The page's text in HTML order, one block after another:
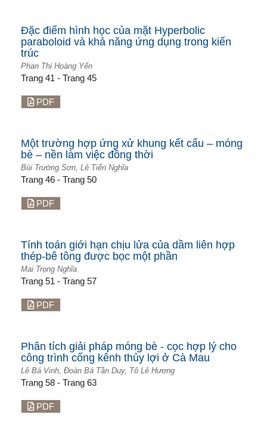
Đặc điểm hình học của mặt Hyperbolic
paraboloid và khả năng ứng dụng trong kiến
trúc
Phan Thị Hoàng Yến
Trang 41 - Trang 45
PDF
Một trường hợp ứng xử khung kết cấu – móng
bè – nền làm việc đồng thời
Bùi Trường Sơn, Lê Tiến Nghĩa
Trang 46 - Trang 50
PDF
Tính toán giới hạn chịu lửa của dầm liên hợp
thép-bê tông được bọc một phần
Mai Trọng Nghĩa
Trang 51 - Trang 57
PDF
Phân tích giải pháp móng bè - cọc hợp lý cho
công trình cống kênh thủy lợi ở Cà Mau
Lê Bá Vinh, Đoàn Bá Tần Duy, Tô Lê Hương
Trang 58 - Trang 63
PDF